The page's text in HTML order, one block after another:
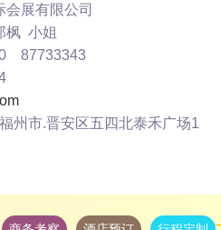
展有限公司
枫 小姐
87733343
州市.晋安区五四北泰禾广场1